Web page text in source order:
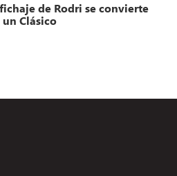
de Rodri se convierte
un Clásico